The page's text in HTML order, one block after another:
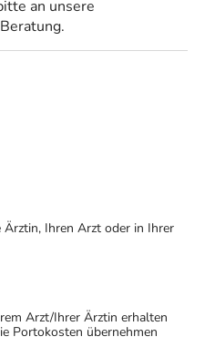
an unsere
Ärztin, Ihren Arzt oder in Ihrer
Arzt/Ihrer Ärztin erhalten
Portokosten übernehmen